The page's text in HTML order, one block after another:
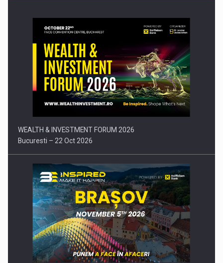
Comunicat de presa: Joburile part-time reincep sa intre pe…
WEALTH & INVESTMENT FORUM 2026
Bucuresti – 22 Oct 2026